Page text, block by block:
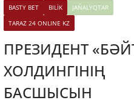
BASTY BET BILİK
JAŃALYQTAR
TARAZ 24 ONLINE KZ
ПРЕЗИДЕНТ
ХОЛДИНГІНІҢ
БАСШЫСЫН